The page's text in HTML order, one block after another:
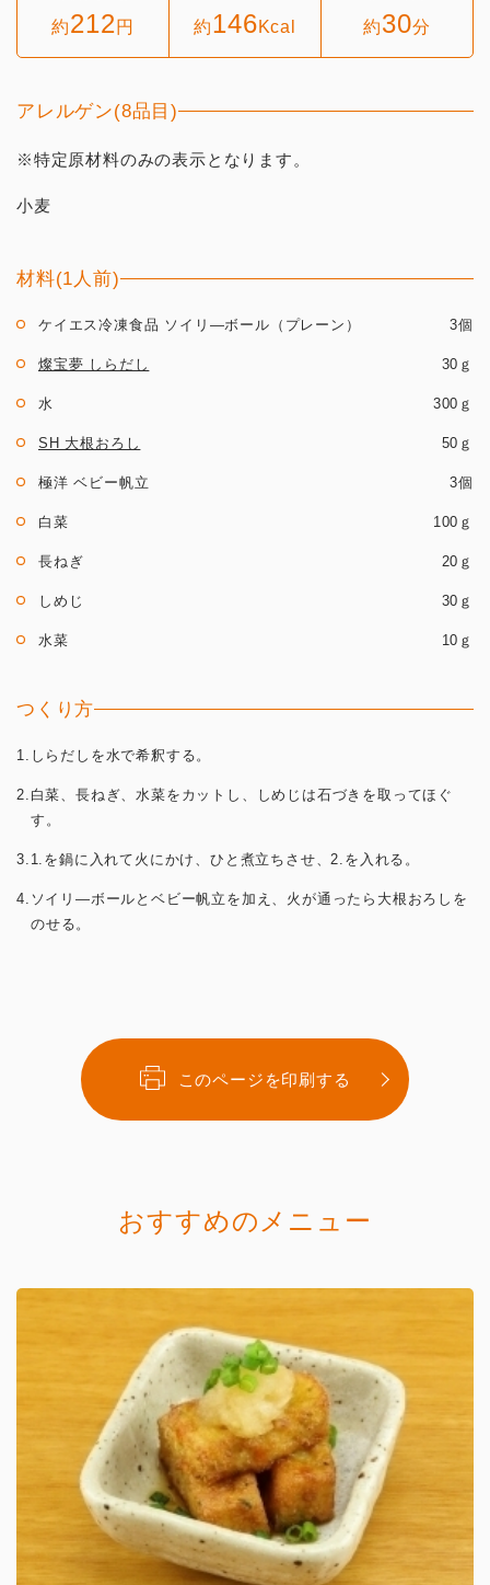
約212円 約146Kcal 約30分
アレルゲン(8品目)
※特定原材料のみの表示となります。
小麦
材料(1人前)
ケイエス冷凍食品 ソイリ―ボール（プレーン） 3個
燦宝夢 しらだし 30ｇ
水 300ｇ
SH 大根おろし 50ｇ
極洋 ベビー帆立 3個
白菜 100ｇ
長ねぎ 20ｇ
しめじ 30ｇ
水菜 10ｇ
つくり方
1.しらだしを水で希釈する。
2.白菜、長ねぎ、水菜をカットし、しめじは石づきを取ってほぐ
す。
3.1.を鍋に入れて火にかけ、ひと煮立ちさせ、2.を入れる。
4.ソイリ―ボールとベビー帆立を加え、火が通ったら大根おろしを
のせる。
このページを印刷する
おすすめのメニュー